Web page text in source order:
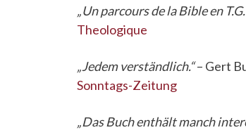
„Un parcours de la Bible en
Theologique
„Jedem verständlich.“– Gert
Sonntags-Zeitung
„Das Buch enthält manch